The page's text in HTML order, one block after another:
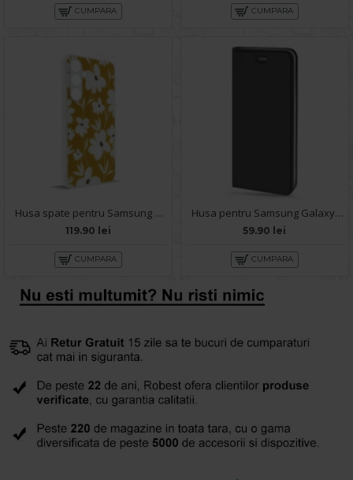
CUMPARA CUMPARA
Husa spate pentru Samsung Galaxy A35 5G- Happy case
119.90 lei
CUMPARA
Husa pentru Samsung Galaxy A35 5G - Carte X-Power Negru
59.90 lei
CUMPARA